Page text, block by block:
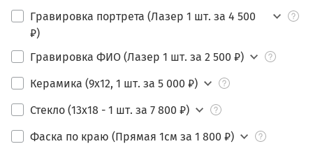
Гравировка портрета (Лазер 1 шт. за 4 500
₽)
Гравировка ФИО (Лазер 1 шт. за 2 500 ₽)
Керамика (9х12, 1 шт. за 5 000 ₽)
Стекло (13х18 - 1 шт. за 7 800 ₽)
Фаска по краю (Прямая 1см за 1 800 ₽)